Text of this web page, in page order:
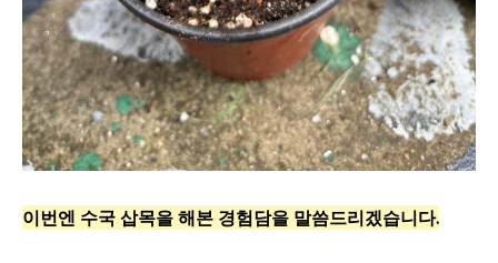
이번엔 수국 삽목을 해본 경험담을 말씀드리겠습니다.